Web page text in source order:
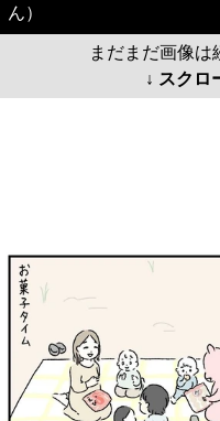
ん）
まだまだ画像は
↓ スクロ